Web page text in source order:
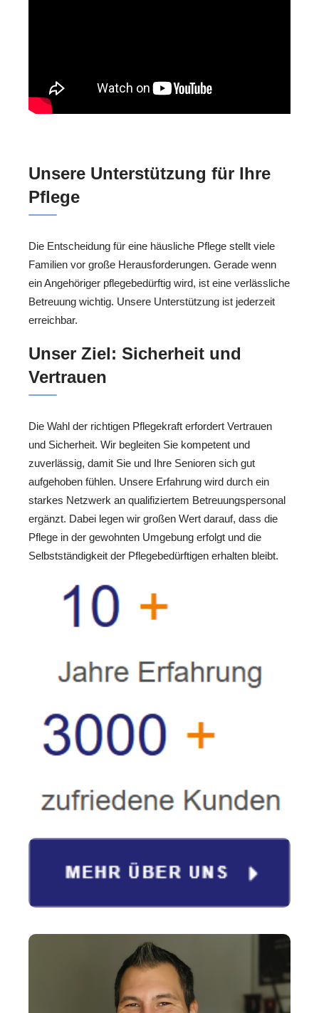
Unsere Unterstützung für Ihre
Pflege
Die Entscheidung für eine häusliche Pflege stellt viele
Familien vor große Herausforderungen. Gerade wenn
ein Angehöriger pflegebedürftig wird, ist eine verlässliche
Betreuung wichtig. Unsere Unterstützung ist jederzeit
erreichbar.
Unser Ziel: Sicherheit und
Vertrauen
Die Wahl der richtigen Pflegekraft erfordert Vertrauen
und Sicherheit. Wir begleiten Sie kompetent und
zuverlässig, damit Sie und Ihre Senioren sich gut
aufgehoben fühlen. Unsere Erfahrung wird durch ein
starkes Netzwerk an qualifiziertem Betreuungspersonal
ergänzt. Dabei legen wir großen Wert darauf, dass die
Pflege in der gewohnten Umgebung erfolgt und die
Selbstständigkeit der Pflegebedürftigen erhalten bleibt.